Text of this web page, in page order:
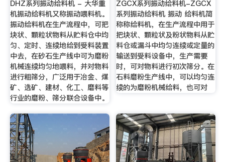
DHZ系列振动给料机 - 大华重
机振动给料机又称振动喂料机。
振动给料机在生产流程中，可把
块状、颗粒状物料从贮料仓中均
匀、定时、连续地给到受料装置
中去，在砂石生产线中可为磨粉
机械连续均匀地喂料，并对物料
进行粗筛分，广泛用于冶金、煤
矿、选矿、建材、化工、磨料等
行业的磨粉、筛分联合设备中。
ZGCX系列振动给料机-ZGCX
系列振动给料机 振动 给料机简
称称给料机，在生产流程中用于
把块状、颗粒状及粉状物料从贮
料仓或漏斗中均匀连续或定量的
输送到受料设备中，生产需要
时，可对物料进行初次筛分。在
石料磨粉生产线中，可以均匀连
续的为磨粉机械给料，也可对